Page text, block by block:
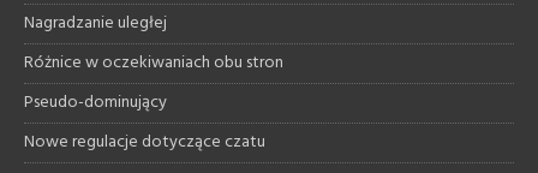
Nagradzanie uległej
Różnice w oczekiwaniach obu stron
Pseudo-dominujący
Nowe regulacje dotyczące czatu